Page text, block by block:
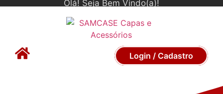
Olá! Seja Bem Vindo(a)!
Login / Cadastro